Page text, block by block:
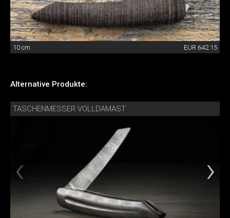
10 cm EUR 642.15
Alternative Produkte:
TASCHENMESSER VOLLDAMAST